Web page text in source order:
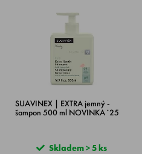
SUAVINEX | EXTRA jemný -
šampon 500 ml NOVINKA´25
Skladem > 5 ks